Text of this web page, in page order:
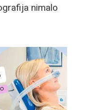
nimalo